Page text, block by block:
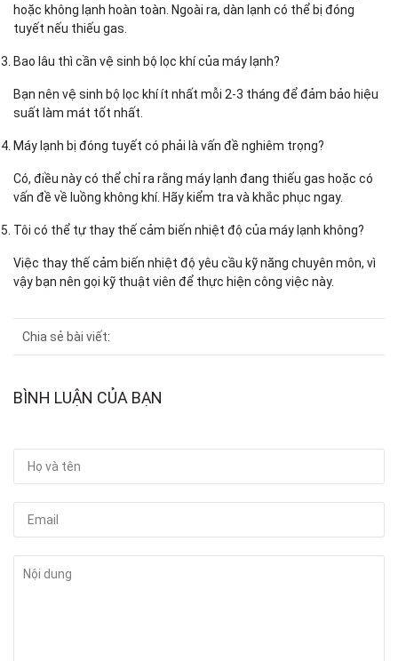
hoặc không lạnh hoàn toàn. Ngoài ra, dàn lạnh có thể bị đóng
tuyết nếu thiếu gas.
Bao lâu thì cần vệ sinh bộ lọc khí của máy lạnh?
Bạn nên vệ sinh bộ lọc khí ít nhất mỗi 2-3 tháng để đảm bảo hiệu
suất làm mát tốt nhất.
Máy lạnh bị đóng tuyết có phải là vấn đề nghiêm trọng?
Có, điều này có thể chỉ ra rằng máy lạnh đang thiếu gas hoặc có
vấn đề về luồng không khí. Hãy kiểm tra và khắc phục ngay.
Tôi có thể tự thay thế cảm biến nhiệt độ của máy lạnh không?
Việc thay thế cảm biến nhiệt độ yêu cầu kỹ năng chuyên môn, vì
vậy bạn nên gọi kỹ thuật viên để thực hiện công việc này.
Chia sẻ bài viết:
BÌNH LUẬN CỦA BẠN